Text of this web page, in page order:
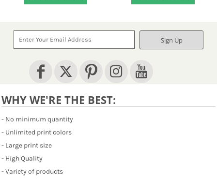
Sign Up
WHY WE'RE THE BEST:
- No minimum quantity
- Unlimited print colors
- Large print size
- High Quality
- Variety of products